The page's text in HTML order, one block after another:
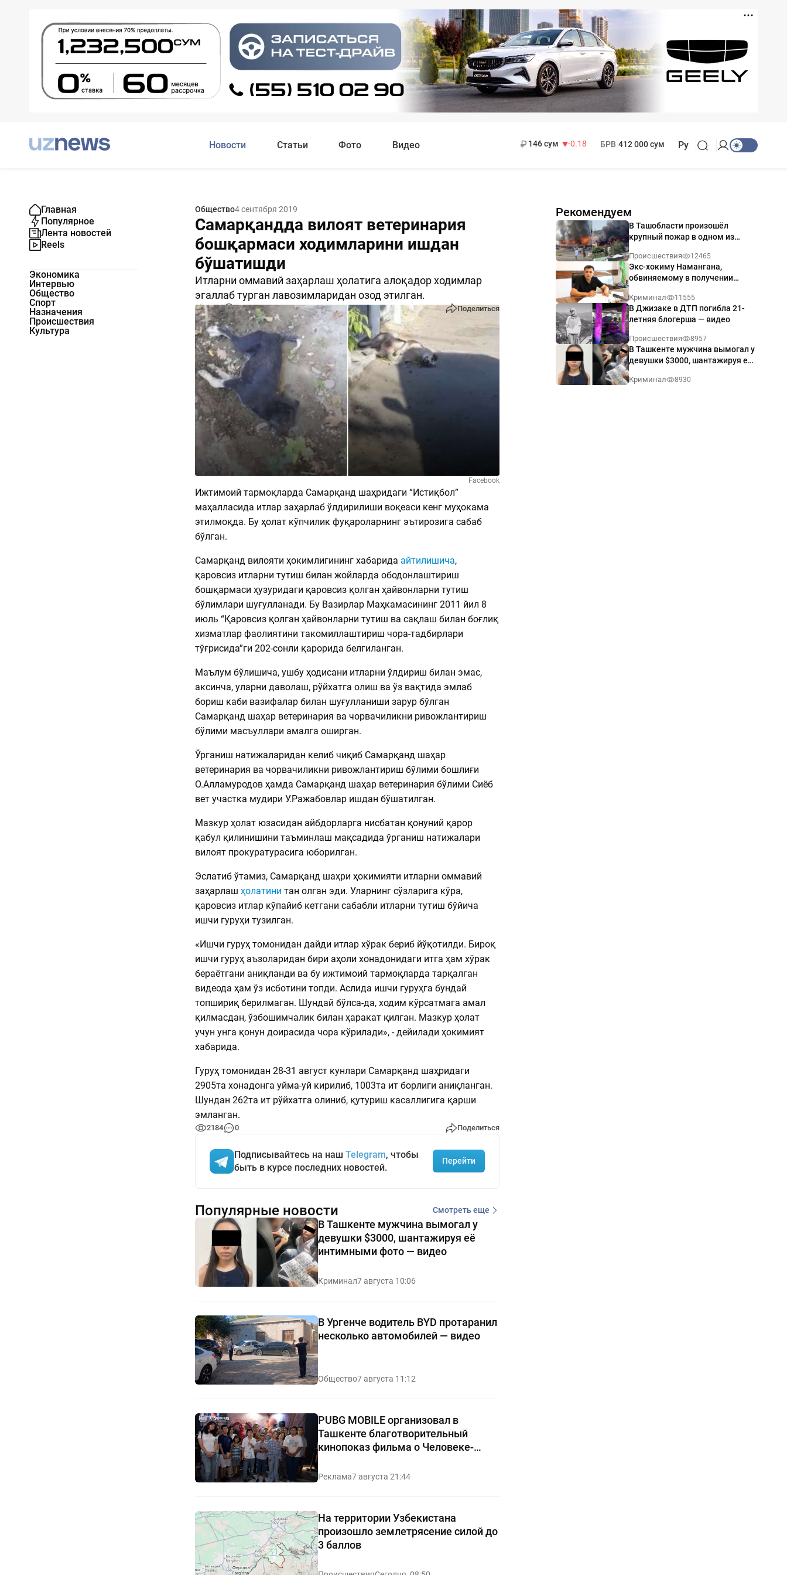
Новости Статьи Фото Видео
146 сум
-0.18
БРВ 412 000 сум Ру
Главная
Популярное
Лента новостей
Reels
Экономика
Интервью
Общество
Спорт
Назначения
Происшествия
Культура
Общество4 сентября 2019
Самарқандда вилоят ветеринария
бошқармаси ходимларини ишдан
бўшатишди
Итларни оммавий заҳарлаш ҳолатига алоқадор ходимлар
эгаллаб турган лавозимларидан озод этилган.
2184 0 Поделиться
Facebook
Ижтимоий тармоқларда Самарқанд шаҳридаги “Истиқбол”
маҳалласида итлар заҳарлаб ўлдирилиши воқеаси кенг муҳокама
этилмоқда. Бу ҳолат кўпчилик фуқароларнинг эътирозига сабаб
бўлган.
Самарқанд вилояти ҳокимлигининг хабарида айтилишича,
қаровсиз итларни тутиш билан жойларда ободонлаштириш
бошқармаси ҳузуридаги қаровсиз қолган ҳайвонларни тутиш
бўлимлари шуғулланади. Бу Вазирлар Маҳкамасининг 2011 йил 8
июль “Қаровсиз қолган ҳайвонларни тутиш ва сақлаш билан боғлиқ
хизматлар фаолиятини такомиллаштириш чора-тадбирлари
тўғрисида”ги 202-сонли қарорида белгиланган.
Маълум бўлишича, ушбу ҳодисани итларни ўлдириш билан эмас,
аксинча, уларни даволаш, рўйхатга олиш ва ўз вақтида эмлаб
бориш каби вазифалар билан шуғулланиши зарур бўлган
Самарқанд шаҳар ветеринария ва чорвачиликни ривожлантириш
бўлими масъуллари амалга оширган.
Ўрганиш натижаларидан келиб чиқиб Самарқанд шаҳар
ветеринария ва чорвачиликни ривожлантириш бўлими бошлиғи
О.Алламуродов ҳамда Самарқанд шаҳар ветеринария бўлими Сиёб
вет участка мудири У.Ражабовлар ишдан бўшатилган.
Мазкур ҳолат юзасидан айбдорларга нисбатан қонуний қарор
қабул қилинишини таъминлаш мақсадида ўрганиш натижалари
вилоят прокуратурасига юборилган.
Эслатиб ўтамиз, Самарқанд шаҳри ҳокимияти итларни оммавий
заҳарлаш ҳолатини тан олган эди. Уларнинг сўзларига кўра,
қаровсиз итлар кўпайиб кетгани сабабли итларни тутиш бўйича
ишчи гуруҳи тузилган.
«Ишчи гуруҳ томонидан дайди итлар хўрак бериб йўқотилди. Бироқ
ишчи гуруҳ аъзоларидан бири аҳоли хонадонидаги итга ҳам хўрак
бераётгани аниқланди ва бу ижтимоий тармоқларда тарқалган
видеода ҳам ўз исботини топди. Аслида ишчи гуруҳга бундай
топшириқ берилмаган. Шундай бўлса-да, ходим кўрсатмага амал
қилмасдан, ўзбошимчалик билан ҳаракат қилган. Мазкур ҳолат
учун унга қонун доирасида чора кўрилади», - дейилади ҳокимият
хабарида.
Гуруҳ томонидан 28-31 август кунлари Самарқанд шаҳридаги
2905та хонадонга уйма-уй кирилиб, 1003та ит борлиги аниқланган.
Шундан 262та ит рўйхатга олиниб, қутуриш касаллигига қарши
эмланган.
2184 0 Поделиться
Подписывайтесь на наш Telegram, чтобы
быть в курсе последних новостей.
Перейти
Рекомендуем
В Ташобласти произошёл
крупный пожар в одном из
Происшествия 12465
Экс-хокиму Намангана,
обвиняемому в получении
приговор
Криминал 11555
В Джизаке в ДТП погибла 21-
летняя блогерша — видео
Происшествия 8957
В Ташкенте мужчина вымогал у
девушки $3000, шантажируя её
Криминал 8930
Популярные новости Смотреть еще
В Ташкенте мужчина вымогал у
девушки $3000, шантажируя её
интимными фото — видео
Криминал7 августа 10:06
В Ургенче водитель BYD протаранил
несколько автомобилей — видео
Общество7 августа 11:12
PUBG MOBILE организовал в
Ташкенте благотворительный
кинопоказ фильма о Человеке-
пауке
Реклама7 августа 21:44
На территории Узбекистана
произошло землетрясение силой до
3 баллов